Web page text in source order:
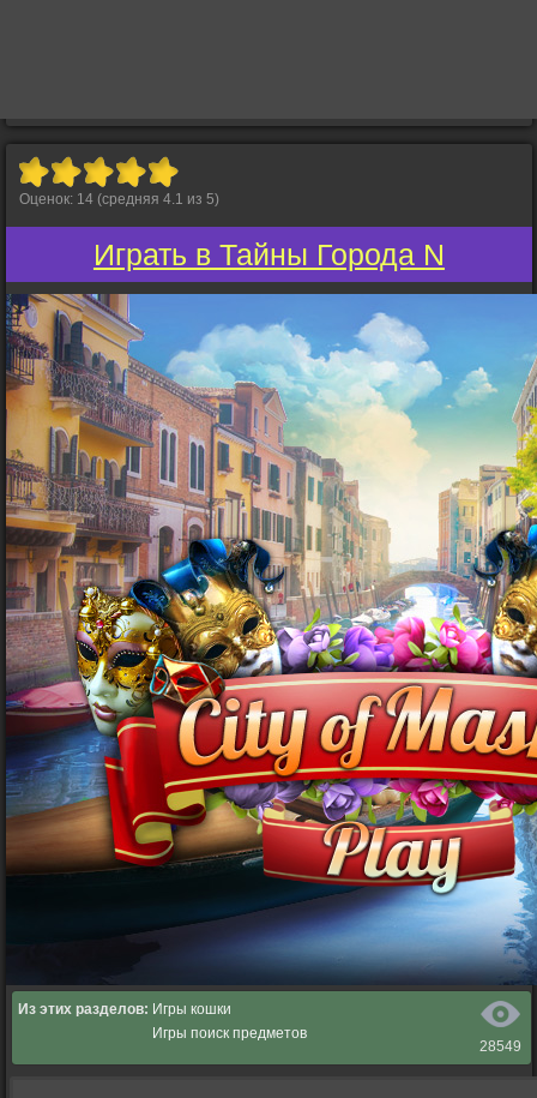
Оценок: 14 (средняя 4.1 из 5)
Играть в Тайны Города N
28549
Из этих разделов: Игры кошки
Игры поиск предметов